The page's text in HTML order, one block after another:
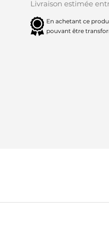
Livraison estimée
En achetant ce
pouvant être